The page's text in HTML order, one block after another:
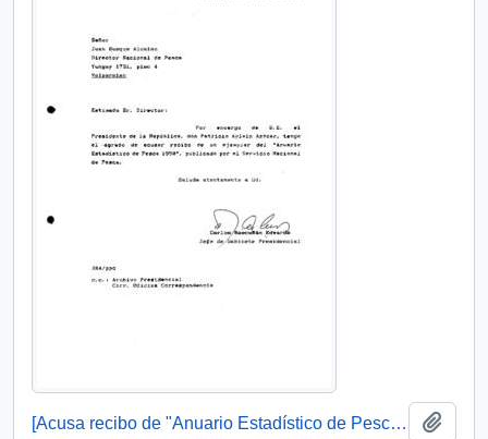
[Acusa recibo de "Anuario Estadístico de Pesca 1990"]